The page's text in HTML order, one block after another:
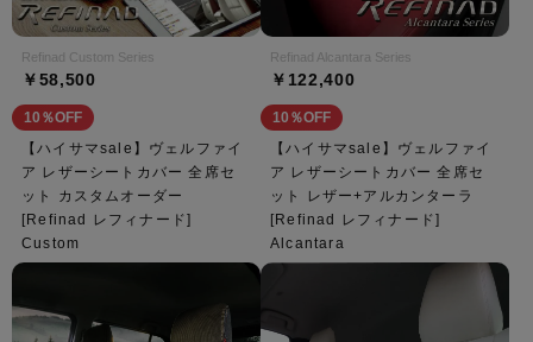
Refinad Custom Series
￥58,500
10％OFF
【ハイサマsale】ヴェルファイ
ア レザーシートカバー 全席セ
ット カスタムオーダー
[Refinad レフィナード]
Custom
Refinad Alcantara Series
￥122,400
10％OFF
【ハイサマsale】ヴェルファイ
ア レザーシートカバー 全席セ
ット レザー+アルカンターラ
[Refinad レフィナード]
Alcantara